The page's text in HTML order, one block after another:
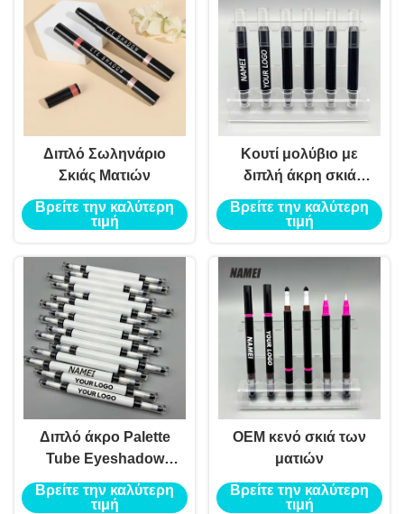
Διπλό Σωληνάριο
Σκιάς Ματιών
Βρείτε την καλύτερη
τιμή
Κουτί μολύβιο με
διπλή άκρη σκιά
ματιών
Βρείτε την καλύτερη
τιμή
Διπλό άκρο Palette
Tube Eyeshadow
Stick
Βρείτε την καλύτερη
τιμή
OEM κενό σκιά των
ματιών
Βρείτε την καλύτερη
τιμή